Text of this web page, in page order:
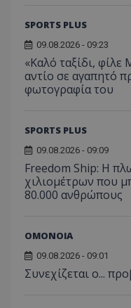
SPORTS PLUS
09.08.2026 - 09:23
«Καλό ταξίδι, φίλε
αντίο σε αγαπητό
φωτογραφία του
SPORTS PLUS
09.08.2026 - 09:09
Freedom Ship: Η
χιλιομέτρων που
80.000 ανθρώπους
ΟΜΟΝΟΙΑ
09.08.2026 - 09:01
Συνεχίζεται ο...